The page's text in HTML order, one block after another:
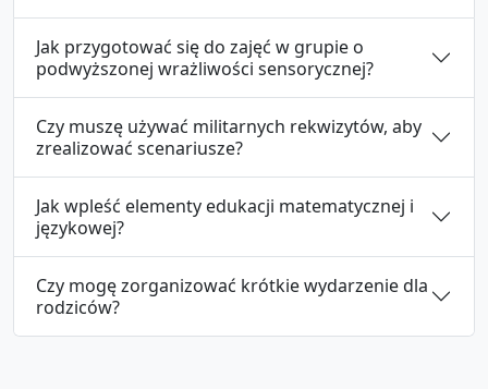
Jak przygotować się do zajęć w grupie o
podwyższonej wrażliwości sensorycznej?
Czy muszę używać militarnych rekwizytów, aby
zrealizować scenariusze?
Jak wpleść elementy edukacji matematycznej i
językowej?
Czy mogę zorganizować krótkie wydarzenie dla
rodziców?